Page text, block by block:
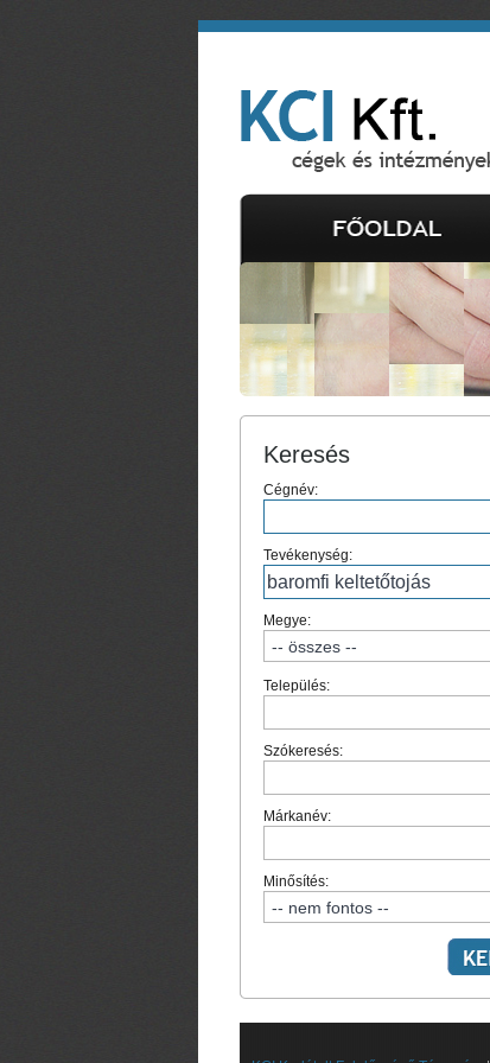
Keresés
Cégnév:
Tevékenység:
Megye:
Település:
Szókeresés:
Márkanév:
Minősítés: